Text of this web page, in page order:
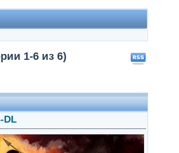
1-6 из 6)
DL